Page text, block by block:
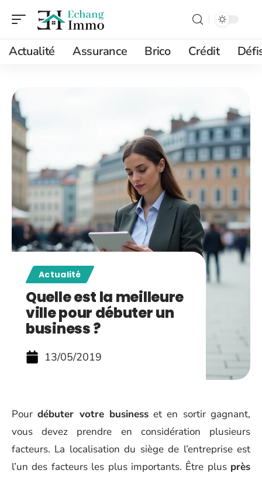
Actualité Assurance Brico Crédit
Actualité
Quelle est la meilleure
ville pour débuter un
business ?
13/05/2019
Pourdébuter votre businesset en sortir gagnant,
vous devez prendre en considération plusieurs
facteurs. La localisation du siège de l’entreprise est
l’un des facteurs les plus importants. Être plus près